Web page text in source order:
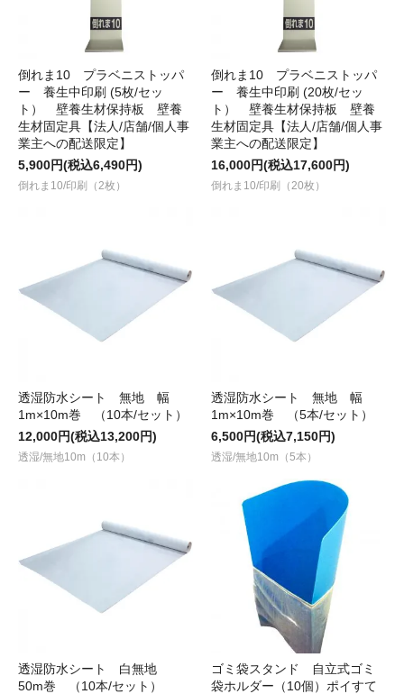
倒れま10 プラベニストッパ
ー 養生中印刷 (5枚/セッ
ト） 壁養生材保持板 壁養
生材固定具【法人/店舗/個人事
業主への配送限定】
5,900円(税込6,490円)
倒れま10/印刷（2枚）
倒れま10 プラベニストッパ
ー 養生中印刷 (20枚/セッ
ト） 壁養生材保持板 壁養
生材固定具【法人/店舗/個人事
業主への配送限定】
16,000円(税込17,600円)
倒れま10/印刷（20枚）
透湿防水シート 無地 幅
1m×10m巻 （10本/セット）
12,000円(税込13,200円)
透湿/無地10m（10本）
透湿防水シート 無地 幅
1m×10m巻 （5本/セット）
6,500円(税込7,150円)
透湿/無地10m（5本）
透湿防水シート 白無地
50m巻 （10本/セット）
ゴミ袋スタンド 自立式ゴミ
袋ホルダー（10個）ポイすて